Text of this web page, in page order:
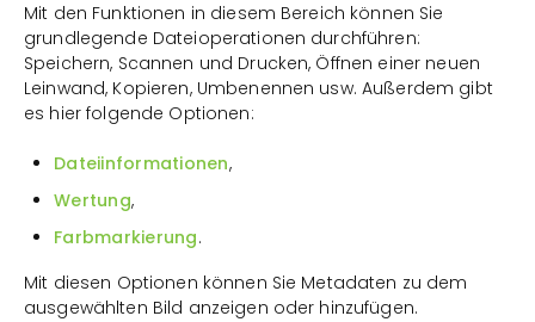
Mit den Funktionen in diesem Bereich können Sie
grundlegende Dateioperationen durchführen:
Speichern, Scannen und Drucken, Öffnen einer neuen
Leinwand, Kopieren, Umbenennen usw. Außerdem gibt
es hier folgende Optionen:
Dateiinformationen,
Wertung,
Farbmarkierung.
Mit diesen Optionen können Sie Metadaten zu dem
ausgewählten Bild anzeigen oder hinzufügen.